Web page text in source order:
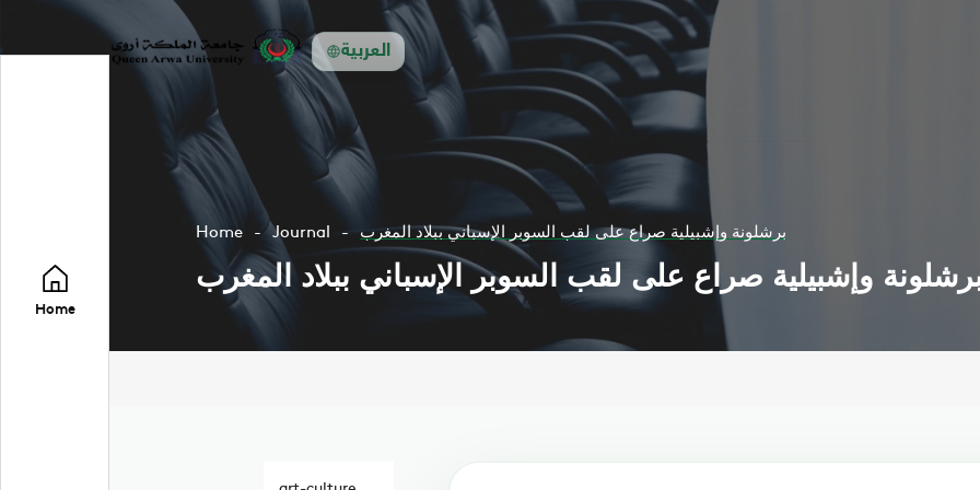
العربية
Home
Home Journal برشلونة وإشبيلية صراع على لقب السوبر الإسباني ببلاد المغرب
وإشبيلية صراع على لقب السوبر الإسباني ببلاد المغرب